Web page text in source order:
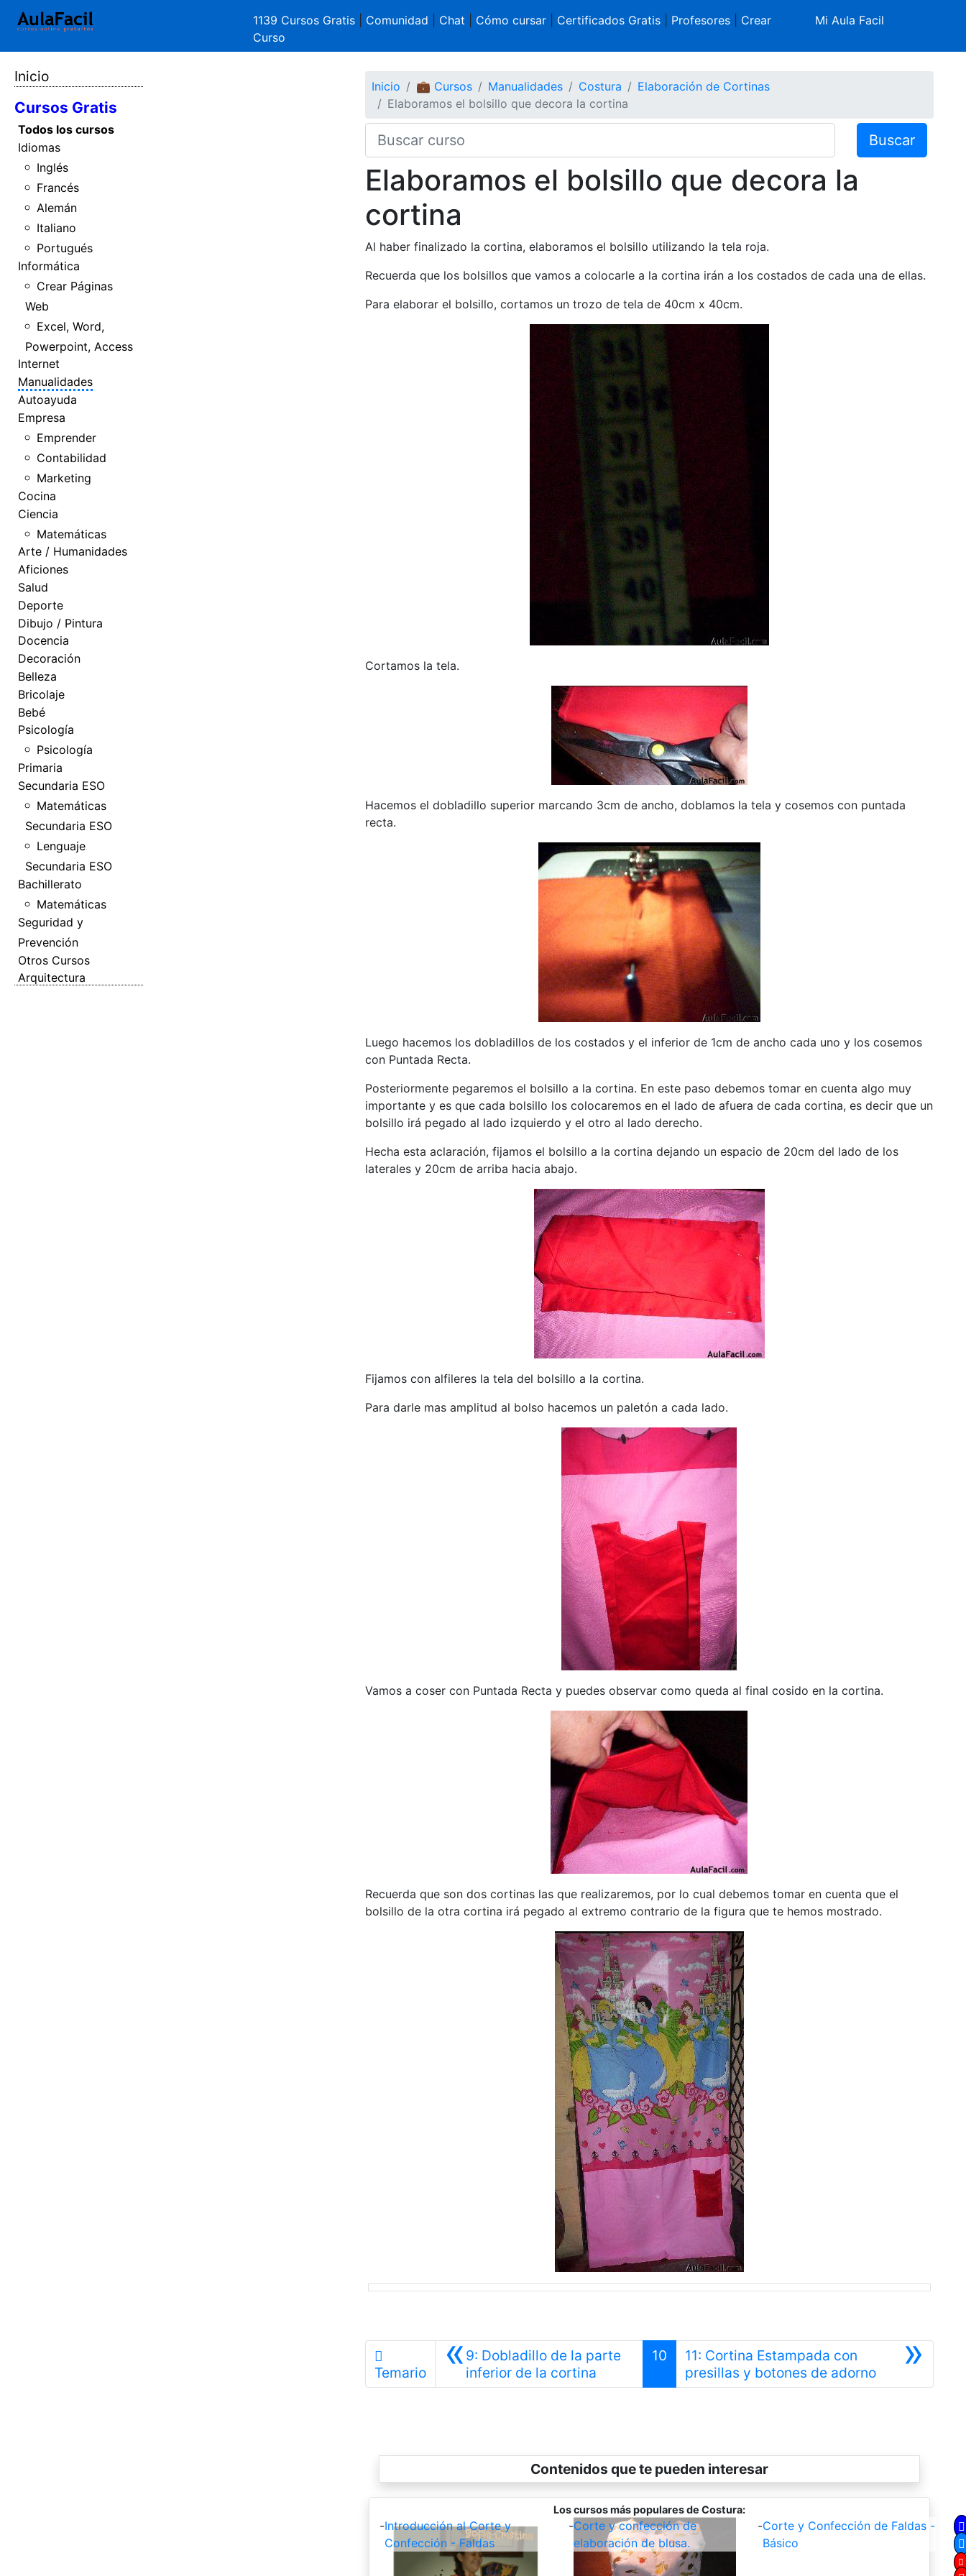
1139 Cursos Gratis Comunidad Chat Cómo cursar| Certificados Gratis| Profesores| Crear
Curso
Mi Aula Facil
Inicio
Cursos Gratis
Todos los cursos
Idiomas
Inglés
Francés
Alemán
Italiano
Portugués
Informática
Crear Páginas
Web
Excel, Word,
Powerpoint, Access
Internet
Manualidades
Autoayuda
Empresa
Emprender
Contabilidad
Marketing
Cocina
Ciencia
Matemáticas
Arte / Humanidades
Aficiones
Salud
Deporte
Dibujo / Pintura
Docencia
Decoración
Belleza
Bricolaje
Bebé
Psicología
Psicología
Primaria
Secundaria ESO
Matemáticas
Secundaria ESO
Lenguaje
Secundaria ESO
Bachillerato
Matemáticas
Seguridad y
Prevención
Otros Cursos
Arquitectura
Inicio 💼 Cursos Manualidades Costura
Elaboración de Cortinas
Elaboramos el bolsillo que decora la cortina
Buscar
Elaboramos el bolsillo que decora la
cortina
Al haber finalizado la cortina, elaboramos el bolsillo utilizando la tela roja.
Recuerda que los bolsillos que vamos a colocarle a la cortina irán a los costados de cada una de ellas.
Para elaborar el bolsillo, cortamos un trozo de tela de 40cm x 40cm.
Cortamos la tela.
Hacemos el dobladillo superior marcando 3cm de ancho, doblamos la tela y cosemos con puntada
recta.
Luego hacemos los dobladillos de los costados y el inferior de 1cm de ancho cada uno y los cosemos
con Puntada Recta.
Posteriormente pegaremos el bolsillo a la cortina. En este paso debemos tomar en cuenta algo muy
importante y es que cada bolsillo los colocaremos en el lado de afuera de cada cortina, es decir que un
bolsillo irá pegado al lado izquierdo y el otro al lado derecho.
Hecha esta aclaración, fijamos el bolsillo a la cortina dejando un espacio de 20cm del lado de los
laterales y 20cm de arriba hacia abajo.
Fijamos con alfileres la tela del bolsillo a la cortina.
Para darle mas amplitud al bolso hacemos un paletón a cada lado.
Vamos a coser con Puntada Recta y puedes observar como queda al final cosido en la cortina.
Recuerda que son dos cortinas las que realizaremos, por lo cual debemos tomar en cuenta que el
bolsillo de la otra cortina irá pegado al extremo contrario de la figura que te hemos mostrado.
Temario «9: Dobladillo de la parte
inferior de la cortinaAnterior
10 »
11: Cortina Estampada con
presillas y botones de adornoSiguiente
Contenidos que te pueden interesar
Los cursos más populares de Costura:
-Introducción al Corte y
Confección - Faldas
-Corte y confección de
elaboración de blusa.
-Corte y Confección de Faldas -
Básico